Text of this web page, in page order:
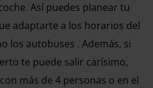
Así puedes planear tu
adaptarte a los horarios del
los autobuses . Además, si
te puede salir carísimo,
más de 4 personas o en el